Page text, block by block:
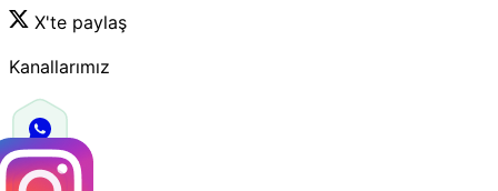
X'te paylaş
Kanallarımız